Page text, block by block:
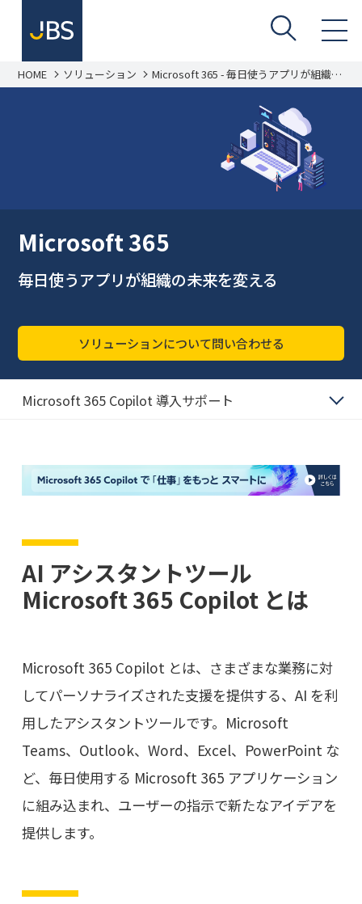
HOME ソリューション Microsoft 365 - 毎日使うアプリが組織の
未来を変える
Microsoft 365
毎日使うアプリが組織の未来を変える
ソリューションについて問い合わせる
Microsoft 365 Copilot 導入サポート
AI アシスタントツール
Microsoft 365 Copilot とは
Microsoft 365 Copilot とは、さまざまな業務に対
してパーソナライズされた支援を提供する、AI を利
用したアシスタントツールです。Microsoft
Teams、Outlook、Word、Excel、PowerPoint な
ど、毎日使用する Microsoft 365 アプリケーション
に組み込まれ、ユーザーの指示で新たなアイデアを
提供します。